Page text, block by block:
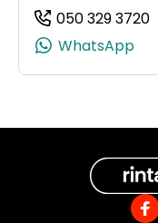
050 329 3720
WhatsApp